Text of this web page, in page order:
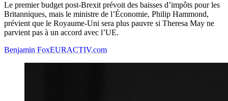
Le premier budget post-Brexit prévoit des baisses d’impôts pour les
Britanniques, mais le ministre de l’Économie, Philip Hammond,
prévient que le Royaume-Uni sera plus pauvre si Theresa May ne
parvient pas à un accord avec l’UE.
Benjamin FoxEURACTIV.com